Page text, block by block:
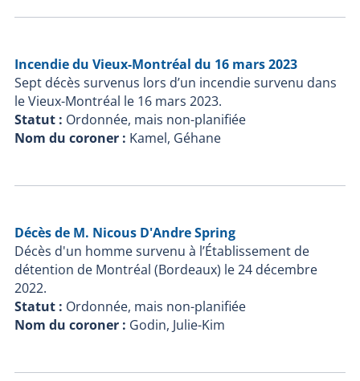
Incendie du Vieux-Montréal du 16 mars 2023
Sept décès survenus lors d’un incendie survenu dans
le Vieux-Montréal le 16 mars 2023.
Statut : Ordonnée, mais non-planifiée
Nom du coroner : Kamel, Géhane
Décès de M. Nicous D'Andre Spring
Décès d'un homme survenu à l’Établissement de
détention de Montréal (Bordeaux) le 24 décembre
2022.
Statut : Ordonnée, mais non-planifiée
Nom du coroner : Godin, Julie-Kim